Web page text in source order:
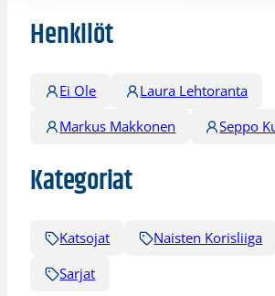
Henkilöt
Ei Ole
Laura Lehtoranta
Markus Makkonen
Seppo
Kategoriat
Katsojat Naisten Korisliiga
Sarjat